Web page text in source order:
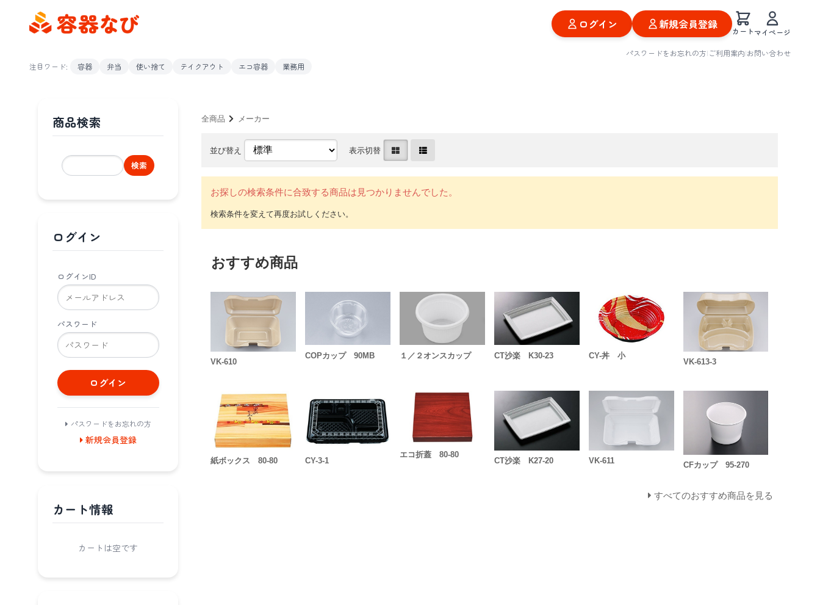
ログイン 新規会員登録 カートマイページ
パスワードをお忘れの方|ご利用案内|お問い合わせ
注目ワード:
容器 弁当 使い捨て テイクアウト エコ容器 業務用
全商品 メーカー
並び替え 表示切替
お探しの検索条件に合致する商品は見つかりませんでした。
おすすめ商品
VK-610
COPカップ 90MB １／２オンスカップ CT沙楽 K30-23 CY-丼 小
VK-613-3
紙ボックス 80-80 CY-3-1
エコ折蓋 80-80
CT沙楽 K27-20 VK-611 CFカップ 95-270
すべてのおすすめ商品を見る
商品検索
検索
ログイン
ログインID
パスワード
ログイン
パスワードをお忘れの方
新規会員登録
カート情報
カートは空です